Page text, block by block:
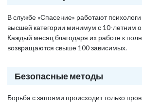
В службе «Спасение» работают
высшей категории минимум с 10-летним
Каждый месяц благодаря их работе к
возвращаются свыше 100 зависимых.
Безопасные методы
Борьба с запоями происходит только